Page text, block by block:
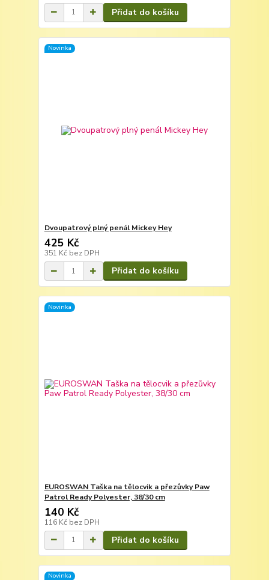
Přidat do košíku
Novinka
Dvoupatrový plný penál Mickey Hey
425 Kč
351 Kč bez DPH
Přidat do košíku
Novinka
EUROSWAN Taška na tělocvik a přezůvky Paw
Patrol Ready Polyester, 38/30 cm
140 Kč
116 Kč bez DPH
Přidat do košíku
Novinka